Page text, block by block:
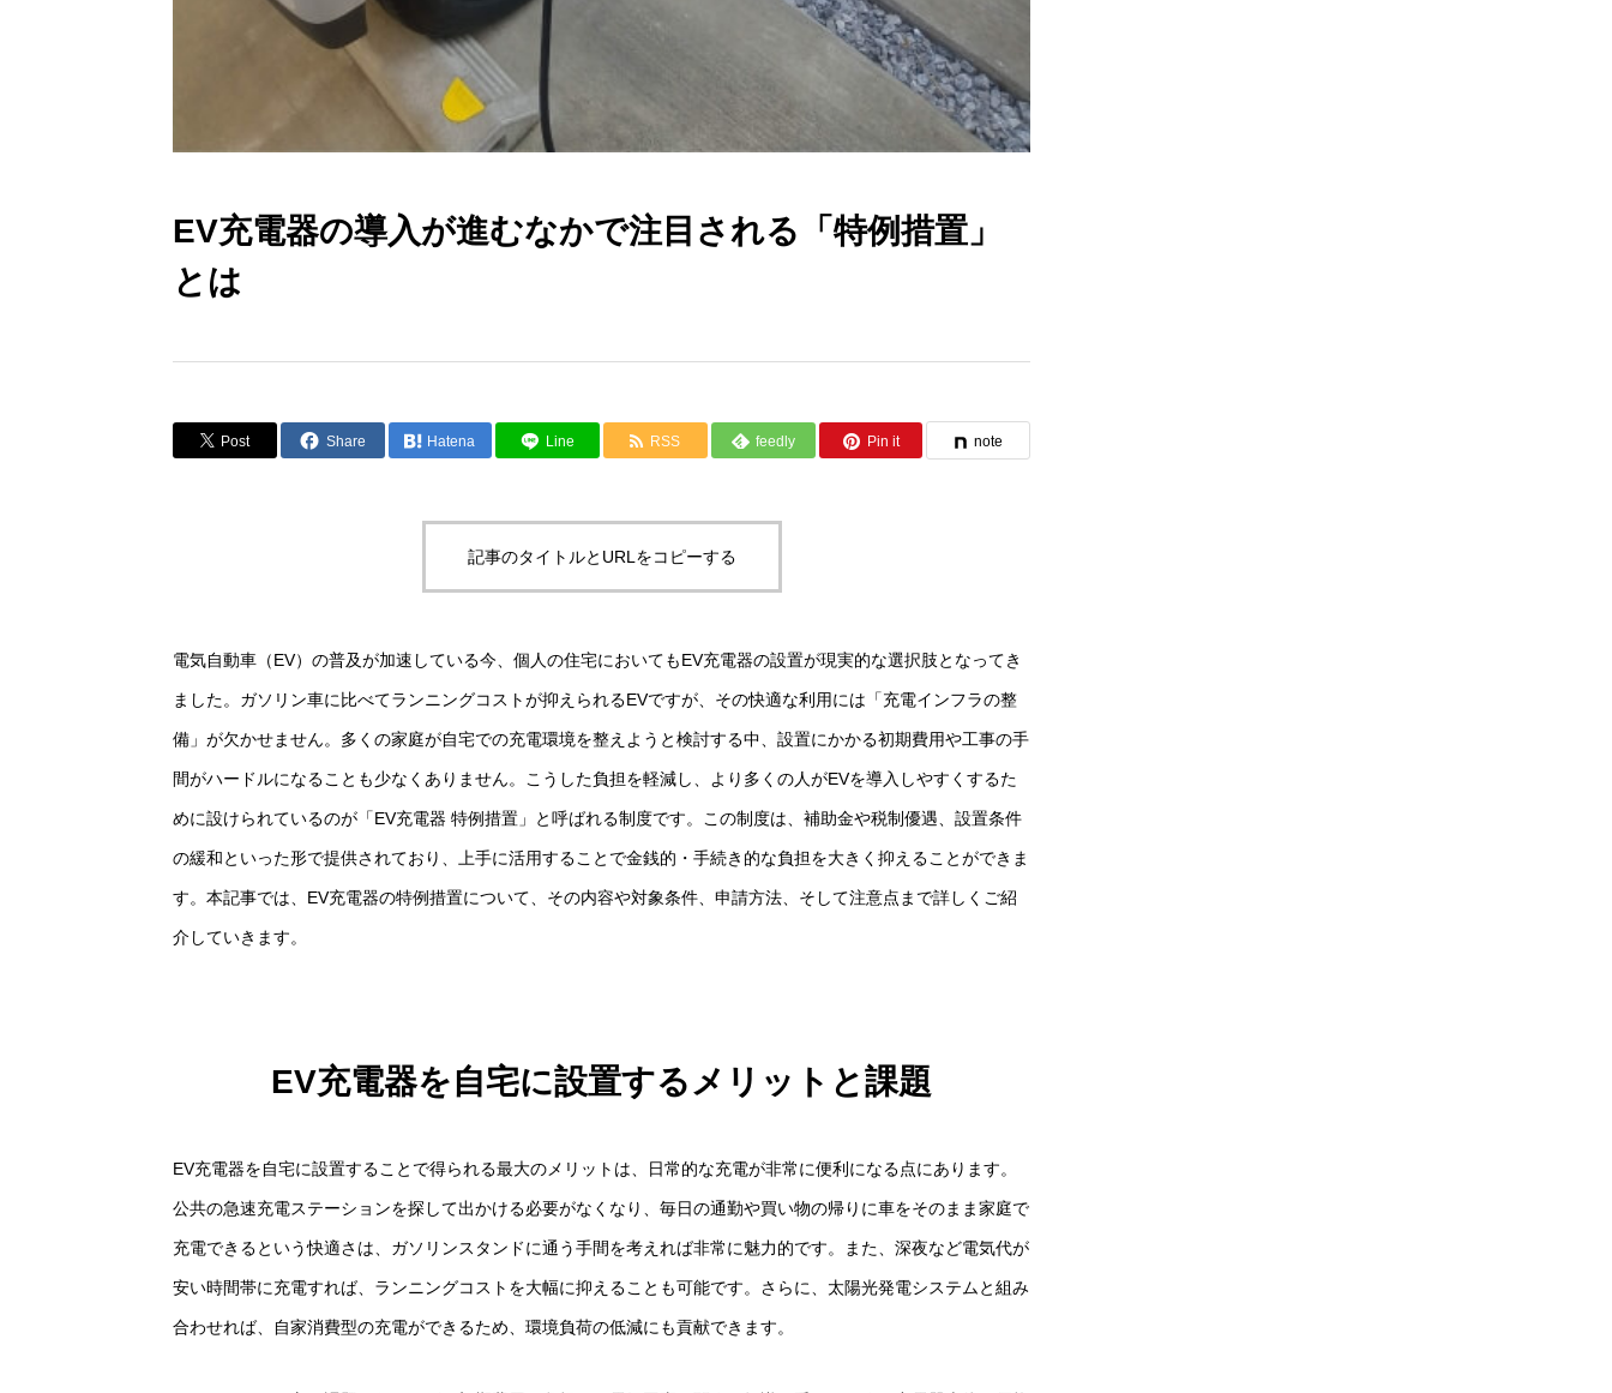
出版事業のご案内｜danパブリッシング
EV充電器の導入が進むなかで注目される「特例措置」
とは
Post Share Hatena Line RSS feedly Pin it note
記事のタイトルとURLをコピーする
電気自動車（EV）の普及が加速している今、個人の住宅においてもEV充電器の設置が現実的な選択肢となってき
ました。ガソリン車に比べてランニングコストが抑えられるEVですが、その快適な利用には「充電インフラの整
備」が欠かせません。多くの家庭が自宅での充電環境を整えようと検討する中、設置にかかる初期費用や工事の手
間がハードルになることも少なくありません。こうした負担を軽減し、より多くの人がEVを導入しやすくするた
めに設けられているのが「EV充電器 特例措置」と呼ばれる制度です。この制度は、補助金や税制優遇、設置条件
の緩和といった形で提供されており、上手に活用することで金銭的・手続き的な負担を大きく抑えることができま
す。本記事では、EV充電器の特例措置について、その内容や対象条件、申請方法、そして注意点まで詳しくご紹
介していきます。
EV充電器を自宅に設置するメリットと課題
EV充電器を自宅に設置することで得られる最大のメリットは、日常的な充電が非常に便利になる点にあります。
公共の急速充電ステーションを探して出かける必要がなくなり、毎日の通勤や買い物の帰りに車をそのまま家庭で
充電できるという快適さは、ガソリンスタンドに通う手間を考えれば非常に魅力的です。また、深夜など電気代が
安い時間帯に充電すれば、ランニングコストを大幅に抑えることも可能です。さらに、太陽光発電システムと組み
合わせれば、自家消費型の充電ができるため、環境負荷の低減にも貢献できます。